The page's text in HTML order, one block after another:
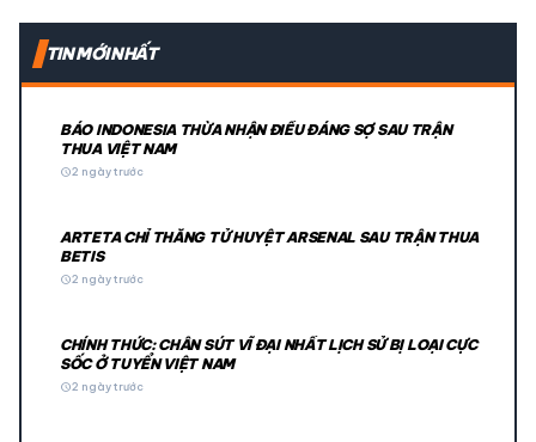
TIN MỚI NHẤT
BÁO INDONESIA THỪA NHẬN ĐIỀU ĐÁNG SỢ SAU TRẬN
THUA VIỆT NAM
schedule2 ngày trước
ARTETA CHỈ THẲNG TỬ HUYỆT ARSENAL SAU TRẬN THUA
BETIS
schedule2 ngày trước
CHÍNH THỨC: CHÂN SÚT VĨ ĐẠI NHẤT LỊCH SỬ BỊ LOẠI CỰC
SỐC Ở TUYỂN VIỆT NAM
schedule2 ngày trước